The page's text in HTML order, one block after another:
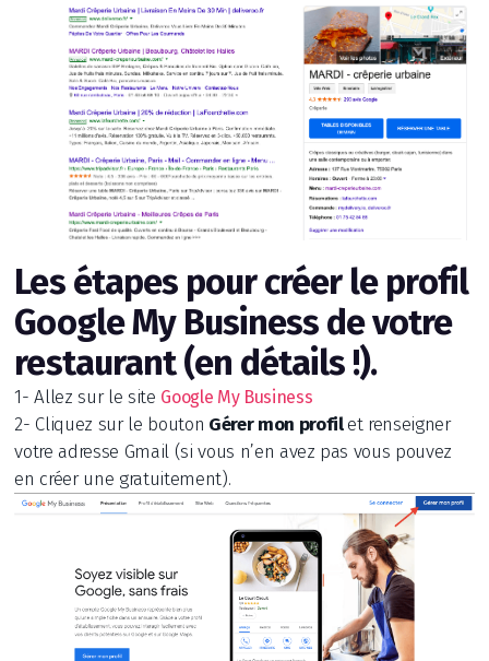
Les étapes pour créer le profil
Google My Business de votre
restaurant (en détails !).
1- Allez sur le site Google My Business
2- Cliquez sur le bouton Gérer mon profilet renseigner
votre adresse Gmail (si vous n’en avez pas vous pouvez
en créer une gratuitement).